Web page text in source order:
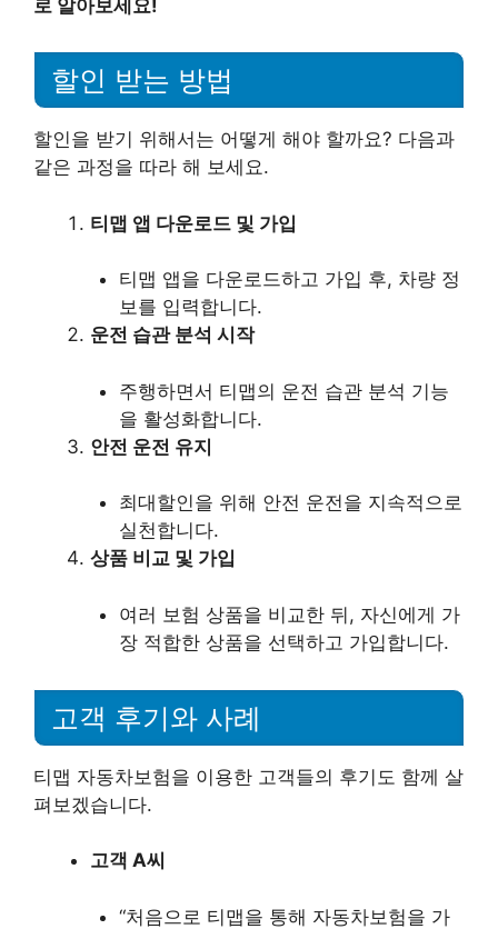
로 알아보세요!
할인 받는 방법
할인을 받기 위해서는 어떻게 해야 할까요? 다음과
같은 과정을 따라 해 보세요.
티맵 앱 다운로드 및 가입
티맵 앱을 다운로드하고 가입 후, 차량 정
보를 입력합니다.
운전 습관 분석 시작
주행하면서 티맵의 운전 습관 분석 기능
을 활성화합니다.
안전 운전 유지
최대할인을 위해 안전 운전을 지속적으로
실천합니다.
상품 비교 및 가입
여러 보험 상품을 비교한 뒤, 자신에게 가
장 적합한 상품을 선택하고 가입합니다.
고객 후기와 사례
티맵 자동차보험을 이용한 고객들의 후기도 함께 살
펴보겠습니다.
고객 A씨
“처음으로 티맵을 통해 자동차보험을 가